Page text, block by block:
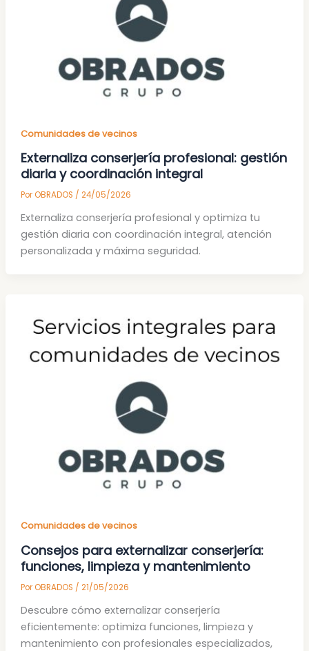
Comunidades de vecinos
Externaliza conserjería profesional: gestión
diaria y coordinación integral
PorOBRADOS / 24/05/2026
Externaliza conserjería profesional y optimiza tu
gestión diaria con coordinación integral, atención
personalizada y máxima seguridad.
Comunidades de vecinos
Consejos para externalizar conserjería:
funciones, limpieza y mantenimiento
PorOBRADOS / 21/05/2026
Descubre cómo externalizar conserjería
eficientemente: optimiza funciones, limpieza y
mantenimiento con profesionales especializados,